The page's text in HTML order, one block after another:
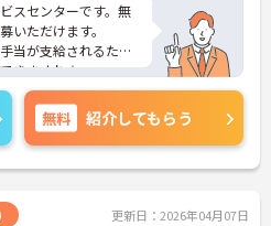
スセンターです。無
いただけます。
当が支給されるた
きますね☆
ポイントなど、さら
軽にご相談くださ
無料 紹介してもらう
更新日：2026年04月07日